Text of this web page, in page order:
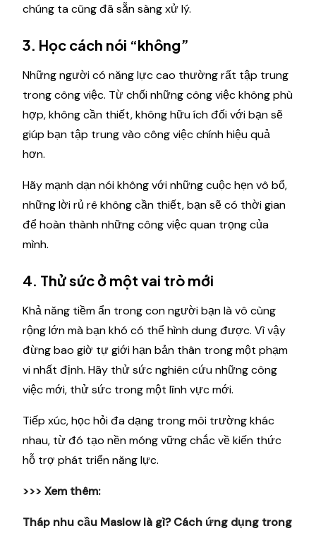
chúng ta cũng đã sẵn sàng xử lý.
3. Học cách nói “không”
Những người có năng lực cao thường rất tập trung
trong công việc. Từ chối những công việc không phù
hợp, không cần thiết, không hữu ích đối với bạn sẽ
giúp bạn tập trung vào công việc chính hiệu quả
hơn.
Hãy mạnh dạn nói không với những cuộc hẹn vô bổ,
những lời rủ rê không cần thiết, bạn sẽ có thời gian
để hoàn thành những công việc quan trọng của
mình.
4. Thử sức ở một vai trò mới
Khả năng tiềm ẩn trong con người bạn là vô cùng
rộng lớn mà bạn khó có thể hình dung được. Vì vậy
đừng bao giờ tự giới hạn bản thân trong một phạm
vi nhất định. Hãy thử sức nghiên cứu những công
việc mới, thử sức trong một lĩnh vực mới.
Tiếp xúc, học hỏi đa dạng trong môi trường khác
nhau, từ đó tạo nền móng vững chắc về kiến thức
hỗ trợ phát triển năng lực.
>>> Xem thêm:
Tháp nhu cầu Maslow là gì? Cách ứng dụng trong